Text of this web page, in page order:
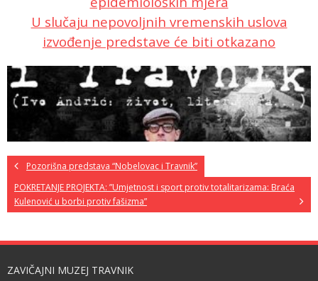
U slučaju nepovoljnih vremenskih uslova
izvođenje predstave će biti otkazano
Pozorišna predstava “Nobelovac i Travnik”
POKRETANJE PROJEKTA: ”Umjetnost i sport protiv totalitarizama: Braća
Kulenović u borbi protiv fašizma”
ZAVIČAJNI MUZEJ TRAVNIK